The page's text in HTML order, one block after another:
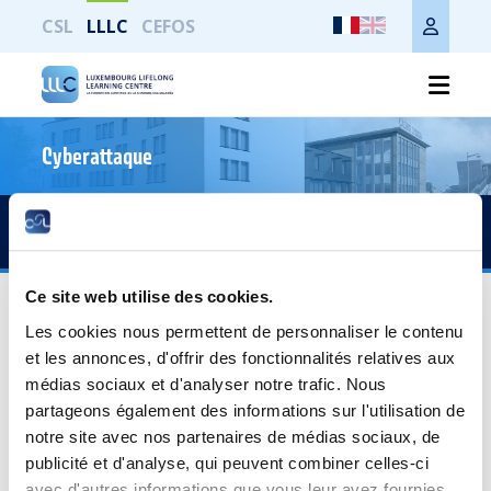
Ce site web utilise des cookies.
Les cookies nous permettent de personnaliser le contenu
et les annonces, d'offrir des fonctionnalités relatives aux
médias sociaux et d'analyser notre trafic. Nous
partageons également des informations sur l'utilisation de
notre site avec nos partenaires de médias sociaux, de
publicité et d'analyse, qui peuvent combiner celles-ci
CSL LLLC CEFOS
Cyberattaque
Accès rapide
S-DT0009 - La modification des
conditions de travail
Public cible
Salariés du secteur privé, représentants du personnel,
membres des services de gestion du personnel et dirigeants
d'entreprise.